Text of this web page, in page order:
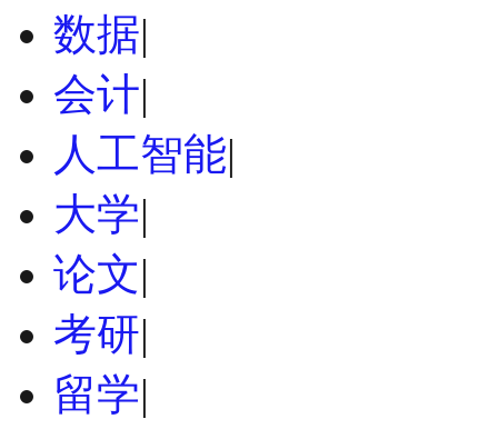
数据|
会计|
人工智能|
大学|
论文|
考研|
留学|